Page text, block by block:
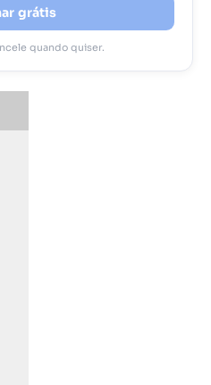
grátis
quando quiser.